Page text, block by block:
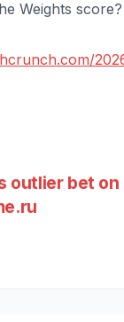
Weights score?
outlier bet